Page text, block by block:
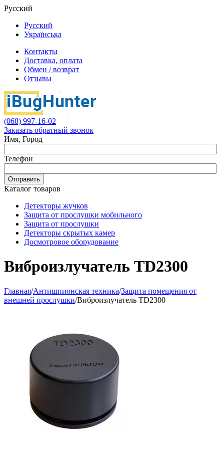
Русский
Русский
Українська
Контакты
Доставка, оплата
Обмен / возврат
Отзывы
(068) 997-16-02
Заказать обратный звонок
Имя, Город
Телефон
Отправить
Каталог товаров
Детекторы жучков
Защита от прослушки мобильного
Защита от прослушки
Детекторы скрытых камер
Досмотровое оборудование
Виброизлучатель TD2300
Главная/Антишпионская техника/Защита помещения от
внешней прослушки/Виброизлучатель TD2300